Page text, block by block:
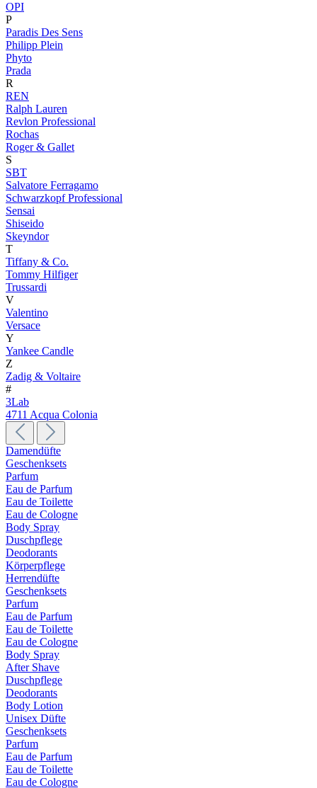
OPI
P
Paradis Des Sens
Philipp Plein
Phyto
Prada
R
REN
Ralph Lauren
Revlon Professional
Rochas
Roger & Gallet
S
SBT
Salvatore Ferragamo
Schwarzkopf Professional
Sensai
Shiseido
Skeyndor
T
Tiffany & Co.
Tommy Hilfiger
Trussardi
V
Valentino
Versace
Y
Yankee Candle
Z
Zadig & Voltaire
#
3Lab
4711 Acqua Colonia
Damendüfte
Geschenksets
Parfum
Eau de Parfum
Eau de Toilette
Eau de Cologne
Body Spray
Duschpflege
Deodorants
Körperpflege
Herrendüfte
Geschenksets
Parfum
Eau de Parfum
Eau de Toilette
Eau de Cologne
Body Spray
After Shave
Duschpflege
Deodorants
Body Lotion
Unisex Düfte
Geschenksets
Parfum
Eau de Parfum
Eau de Toilette
Eau de Cologne